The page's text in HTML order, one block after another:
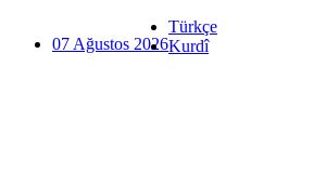
07 Ağustos 2026
Türkçe
Kurdî